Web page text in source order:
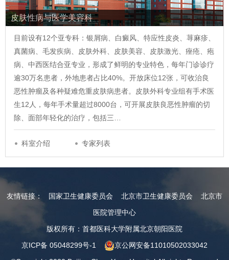
皮肤性病与医学美容科
目前设有12个亚专科：银屑病、白癜风、特应性皮炎、荨麻疹、
真菌病、毛发疾病、皮肤外科、皮肤美容、皮肤激光、痤疮、疱
病、中西医结合亚专业，形成了鲜明的专业特色，每年门诊诊疗
逾30万名患者，外地患者占比40%。开放床位12张，可收治良
恶性肿瘤及各种疑难危重皮肤病患者。皮肤外科专业组有手术医
生12人，每年手术量超过8000台，可开展皮肤良恶性肿瘤的切
除、面部年轻化的治疗，包括三…
科室介绍 专家列表
友情链接： 国家卫生健康委员会 北京市卫生健康委员会
北京市
医院管理中心
版权所有：首都医科大学附属北京朝阳医院
京ICP备 05048299号-1
京公网安备11010502033042